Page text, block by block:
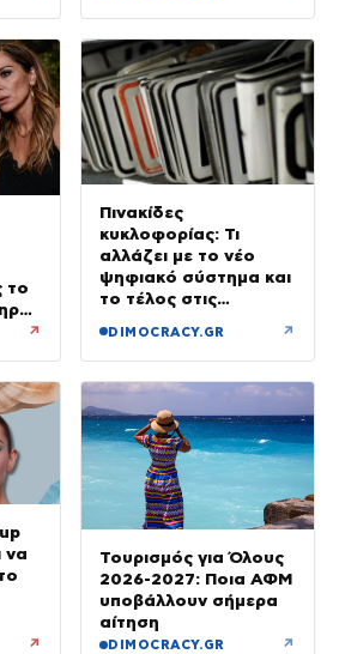
το
↗
Πινακίδες
κυκλοφορίας: Τι
αλλάζει με το νέο
ψηφιακό σύστημα και
το τέλος στις
DIMOCRACY.GR ↗
να
↗
Τουρισμός για Όλους
2026-2027: Ποια ΑΦΜ
υποβάλλουν σήμερα
αίτηση
DIMOCRACY.GR ↗